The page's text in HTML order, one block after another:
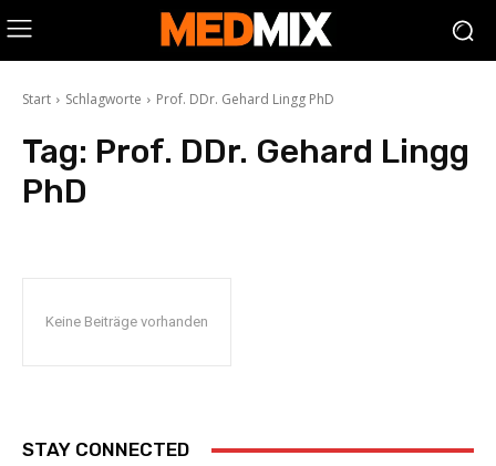
Start Schlagworte Prof. DDr. Gehard Lingg PhD
Tag: Prof. DDr. Gehard Lingg
PhD
Keine Beiträge vorhanden
STAY CONNECTED